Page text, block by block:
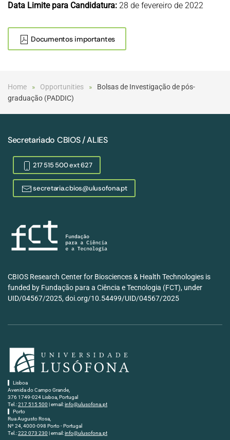
Data Limite para Candidatura: 28 de fevereiro de 2022
Documentos importantes
Home Opportunities
Bolsas de Investigação de pós-
graduação (PADDIC)
Secretariado CBIOS / ALIES
217 515 500 ext 627
secretaria.cbios@ulusofona.pt
CBIOS Research Center for Biosciences & Health Technologies is
funded by Fundação para a Ciência e Tecnologia (FCT), under
UID/04567/2025, doi.org/10.54499/UID/04567/2025
Lisboa
Avenida do Campo Grande,
376 1749-024 Lisboa, Portugal
Tel.:217 515 500 | email:info@ulusofona.pt
Porto
Rua Augusto Rosa,
Nº 24, 4000-098 Porto - Portugal
Tel.:222 073 230 | email:info@ulusofona.pt